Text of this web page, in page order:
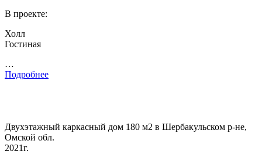
В проекте:
Холл
Гостиная
…
Подробнее
Двухэтажный каркасный дом 180 м2 в Шербакульском р-не,
Омской обл.
2021г.